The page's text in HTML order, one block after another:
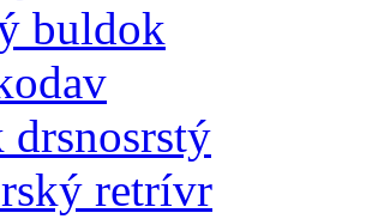
buldok
drsnosrstý
retrívr